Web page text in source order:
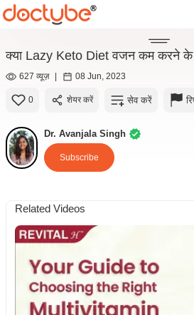
क्या Lazy Keto Diet वजन कम करने के
627 व्यूज़ | 08 Jun, 2023
0 शेयर करें सेव करें
Dr. Avanjala Singh
Subscribe
Related Videos